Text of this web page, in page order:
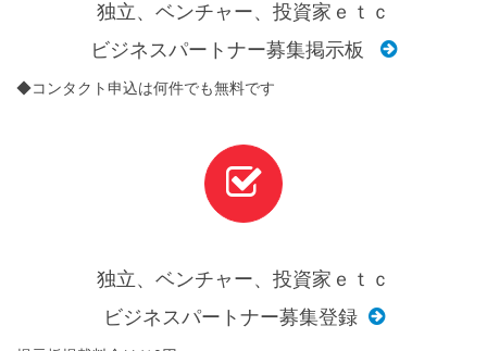
独立、ベンチャー、投資家ｅｔｃ
ビジネスパートナー募集掲示板
◆コンタクト申込は何件でも無料です
独立、ベンチャー、投資家ｅｔｃ
ビジネスパートナー募集登録